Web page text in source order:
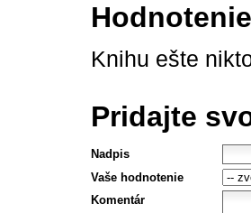
Knihu ešte
Pridajte
Nadpis
Vaše hodnotenie
Komentár